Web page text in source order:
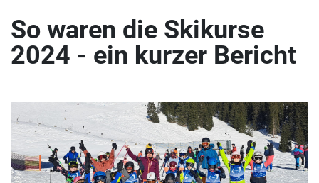
So waren die Skikurse
2024 - ein kurzer Bericht